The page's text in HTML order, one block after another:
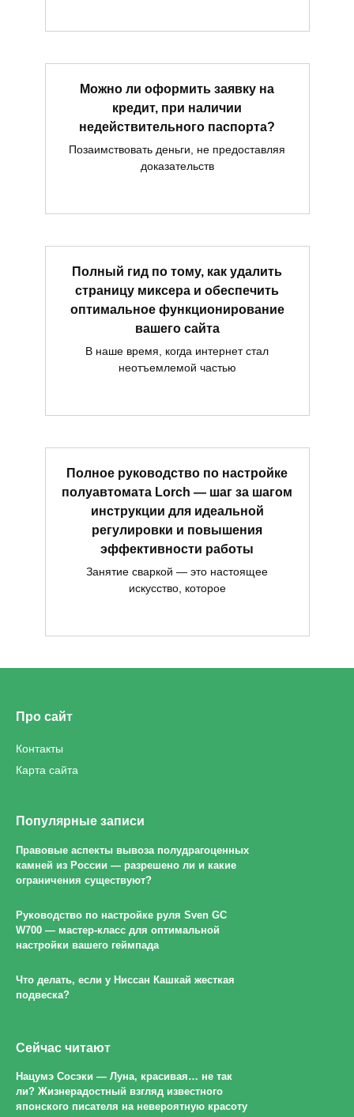
Можно ли оформить заявку на
кредит, при наличии
недействительного паспорта?
Позаимствовать деньги, не предоставляя
доказательств
Полный гид по тому, как удалить
страницу миксера и обеспечить
оптимальное функционирование
вашего сайта
В наше время, когда интернет стал
неотъемлемой частью
Полное руководство по настройке
полуавтомата Lorch — шаг за шагом
инструкции для идеальной
регулировки и повышения
эффективности работы
Занятие сваркой — это настоящее
искусство, которое
Про сайт
Контакты
Карта сайта
Популярные записи
Правовые аспекты вывоза полудрагоценных
камней из России — разрешено ли и какие
ограничения существуют?
Руководство по настройке руля Sven GC
W700 — мастер-класс для оптимальной
настройки вашего геймпада
Что делать, если у Ниссан Кашкай жесткая
подвеска?
Сейчас читают
Нацумэ Сосэки — Луна, красивая… не так
ли? Жизнерадостный взгляд известного
японского писателя на невероятную красоту